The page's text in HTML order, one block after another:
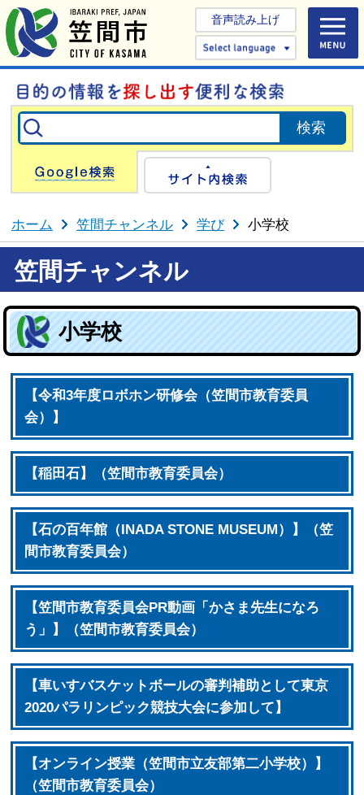
音声読み上げ
Select
Google検索
ホーム 笠間チャンネル 学び 小学校
笠間チャンネル
小学校
【令和3年度ロボホン研修会（笠間市教育委員
会）】
【稲田石】（笠間市教育委員会）
【石の百年館（INADA STONE MUSEUM）】（笠
間市教育委員会）
【笠間市教育委員会PR動画「かさま先生になろ
う」】（笠間市教育委員会）
【車いすバスケットボールの審判補助として東京
2020パラリンピック競技大会に参加して】
【オンライン授業（笠間市立友部第二小学校）】
（笠間市教育委員会）